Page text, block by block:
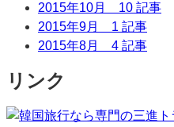
2015年10月 10 記事
2015年9月 1 記事
2015年8月 4 記事
リンク